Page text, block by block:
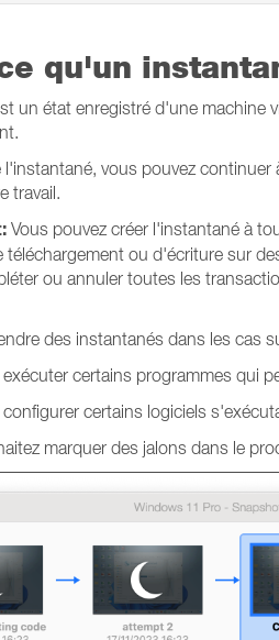
qu'un
un état enregistré d'une machine
l'instantané, vous pouvez
travail.
Vous pouvez créer l'instantané à
téléchargement ou d'écriture sur
ou annuler toutes les
des instantanés dans les cas
exécuter certains programmes qui
configurer certains logiciels
marquer des jalons dans le